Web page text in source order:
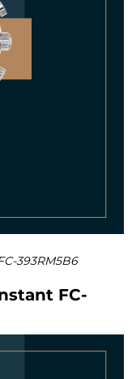
393RM5B6
FC-